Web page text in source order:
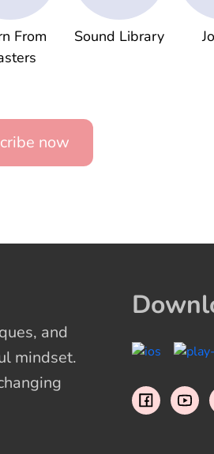
From
Sound Library
now
and
mindset.